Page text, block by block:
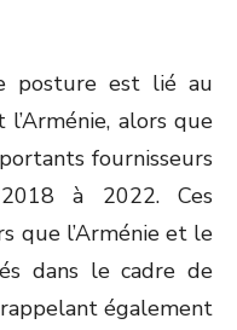
posture est lié au
alors que
fournisseurs
à 2022. Ces
que l’Arménie et le
dans le cadre de
rappelant également